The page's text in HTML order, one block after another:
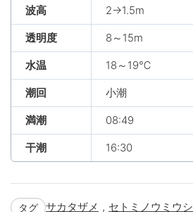
波高 2→1.5m
透明度 8～15m
水温 18～19℃
潮回 小潮
満潮 08:49
干潮 16:30
タグ サカタザメ , セトミノウミウシ